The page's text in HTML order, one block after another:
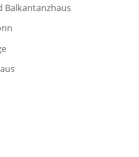
Balkantanzhaus